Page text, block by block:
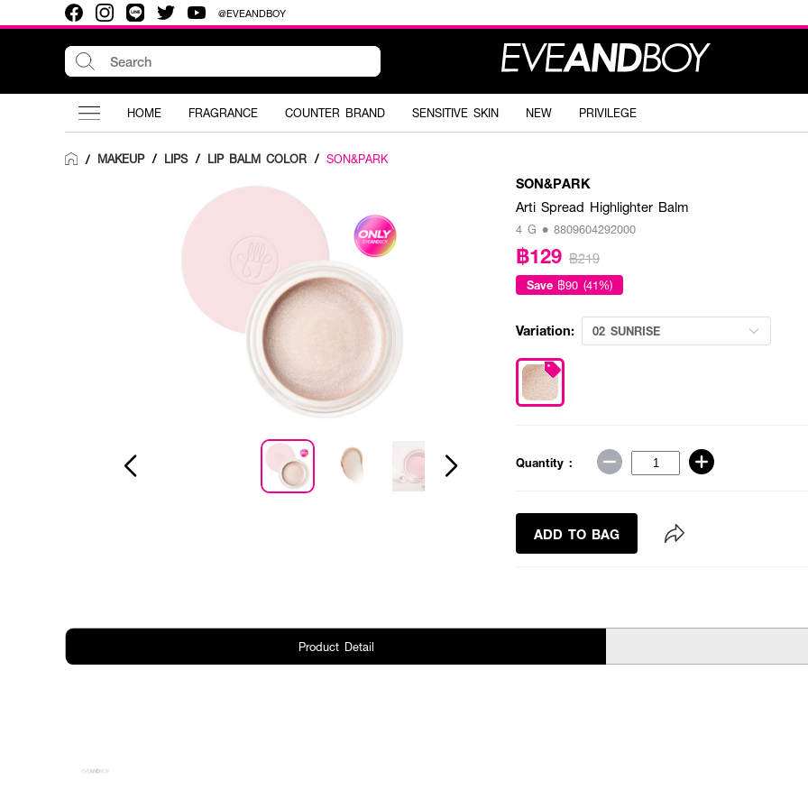
@EVEANDBOY
HOME FRAGRANCE COUNTER BRAND SENSITIVE SKIN NEW PRIVILEGE
/ MAKEUP / LIPS / LIP BALM COLOR / SON&PARK
SON&PARK
Arti Spread Highlighter Balm
4 G • 8809604292000
฿129 ฿219
Save ฿90 (41%)
Variation: 02 SUNRISE
Quantity :
ADD TO BAG
Product Detail